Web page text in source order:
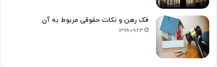
فک‌ رهن و نکات حقوقی مربوط به آن
۱۳۹۹-۰۹-۲۳